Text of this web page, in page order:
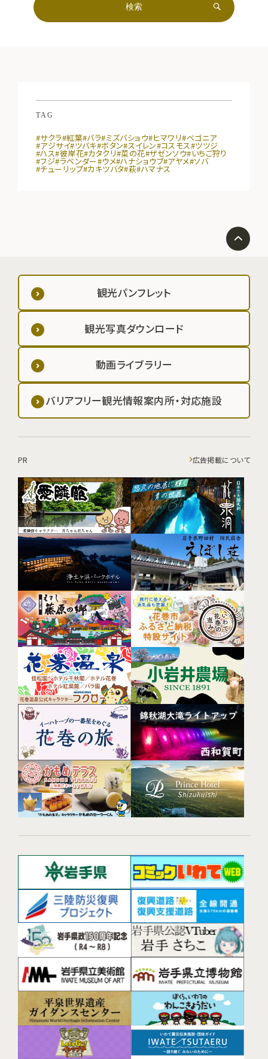
TAG
#サクラ#紅葉#バラ#ミズバショウ#ヒマワリ#ベゴニア
#アジサイ#ツバキ#ボタン#スイレン#コスモス#ツツジ
#ハス#彼岸花#カタクリ#菜の花#ザゼンソウ#いちご狩り
#フジ#ラベンダー#ウメ#ハナショウブ#アヤメ#ソバ
#チューリップ#カキツバタ#萩#ハマナス
観光パンフレット
観光写真ダウンロード
動画ライブラリー
バリアフリー観光情報案内所・対応施設
PR 広告掲載について